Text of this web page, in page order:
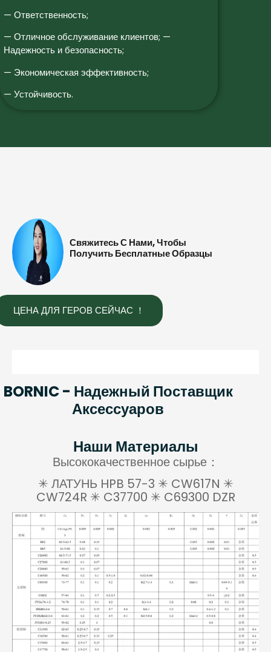
— Ответственность;
— Отличное обслуживание клиентов; —
Надежность и безопасность;
— Экономическая эффективность;
— Устойчивость.
Свяжитесь С Нами, Чтобы
Получить Бесплатные Образцы
ЦЕНА ДЛЯ ГЕРОВ СЕЙЧАС ！
BORNIC - Надежный Поставщик
Аксессуаров
Наши Материалы
Высококачественное сырье：
✳ ЛАТУНЬ HPB 57-3 ✳ CW617N ✳
CW724R ✳ C37700 ✳ C69300 DZR